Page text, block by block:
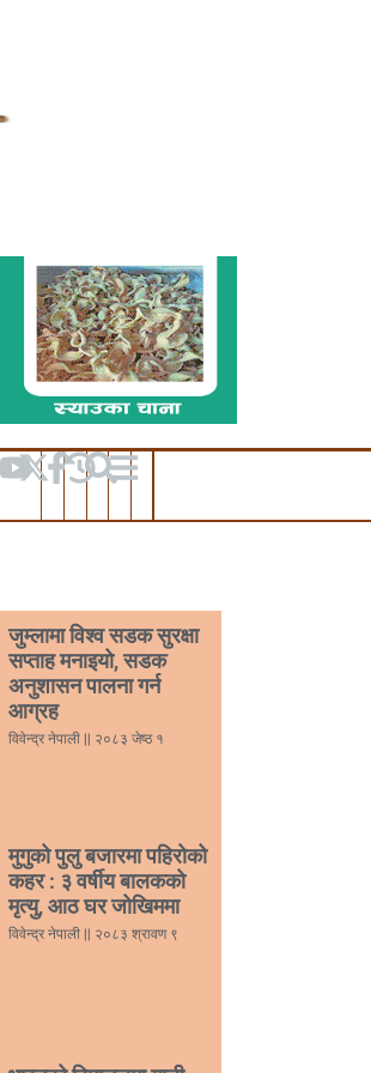
जुम्लामा विश्व सडक सुरक्षा
सप्ताह मनाइयो, सडक
अनुशासन पालना गर्न
आग्रह
विवेन्द्र नेपाली २०८३ जेष्ठ १
मुगुको पुलु बजारमा पहिरोको
कहर : ३ वर्षीय बालकको
मृत्यु, आठ घर जोखिममा
विवेन्द्र नेपाली २०८३ श्रावण ९